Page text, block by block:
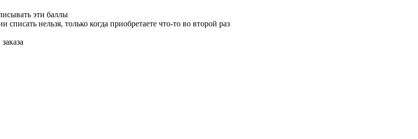
эти баллы
нельзя, только когда приобретаете что-то во второй раз